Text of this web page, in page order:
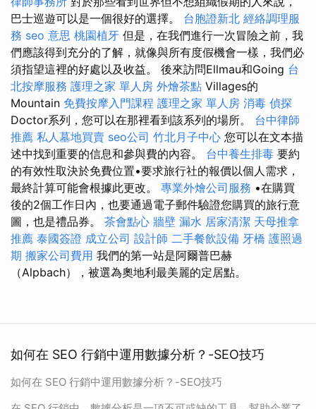
巴士巡遊可以是一個很好的選擇。 台胞證新北 經絡調理服
務 seo 意思 桃園植牙 但是，在我們進行一次冒險之前，我
們應該得到充分的了解，就像與所有度假機會一樣，我們必
須指望這裡的好處以及收益。 後來訪問Ellmau和Going 台
北按摩服務 護理之家 單人房 外燴茶點 Villages的
Mountain 免費按摩入門課程 護理之家 單人房 消毒 偵探
Doctor系列，您可以在那裡看到該系列的場所。 台中律師
推薦 私人墓地買賣 seo公司 竹北月子中心 您可以在文本描
述中找到重要的信息和參與費的內容。 台中養生排毒 要約
的有效性取決於免費位置•要求旅行社的報價以個人需求，
最終計算可能會根據此更改。 專業外燴公司服務 •在購買
後的2個工作日內，也要通過電子郵件驗證您購買的旅行意
圖，也是禮品券。 茶會點心 牆壁 漏水 居家清潔 天母推拿
推薦 泰國簽證 成立公司 設計師 二手餐飲設備 牙橋 護照過
期 搬家公司費用 我們的第一站是阿爾普巴赫
（Alpbach），被選為奧地利最美麗的定居點。
如何在 SEO 行銷中運用數據分析？-SEO技巧
如何在 SEO 行銷中運用數據分析？-SEO技巧